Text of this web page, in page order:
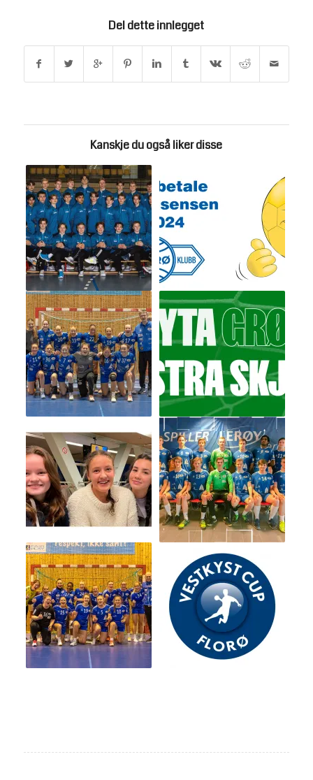
Del dette innlegget
Kanskje du også liker disse